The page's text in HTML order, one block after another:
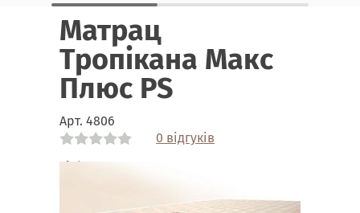
Матрац
Тропікана Макс
Плюс PS
Арт. 4806
0 відгуків
Link